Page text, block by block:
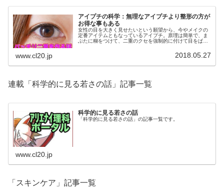
アイプチの科学：無理なアイプチより整形の方が
お得な事もある
女性の目を大きく見せたいという願望から、今やメイクの
定番アイテムともなっているアイプチ。原理は簡単で、ま
ぶたに糊をつけて、二重のクセを強制的に付けて目をぱっ
www.cl20.jp 2018.05.27
連載「科学的に見る若さの話」記事一覧
科学的に見る若さの話
「科学的に見る若さの話」の記事一覧です。
www.cl20.jp
「スキンケア」記事一覧